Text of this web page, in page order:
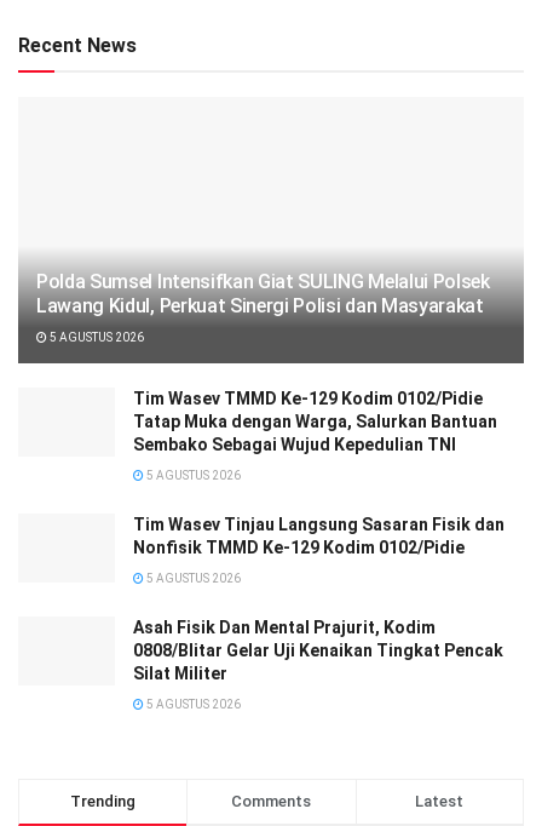
Recent News
Polda Sumsel Intensifkan Giat SULING Melalui Polsek
Lawang Kidul, Perkuat Sinergi Polisi dan Masyarakat
5 AGUSTUS 2026
Tim Wasev TMMD Ke-129 Kodim 0102/Pidie
Tatap Muka dengan Warga, Salurkan Bantuan
Sembako Sebagai Wujud Kepedulian TNI
5 AGUSTUS 2026
Tim Wasev Tinjau Langsung Sasaran Fisik dan
Nonfisik TMMD Ke-129 Kodim 0102/Pidie
5 AGUSTUS 2026
Asah Fisik Dan Mental Prajurit, Kodim
0808/Blitar Gelar Uji Kenaikan Tingkat Pencak
Silat Militer
5 AGUSTUS 2026
Trending Comments Latest